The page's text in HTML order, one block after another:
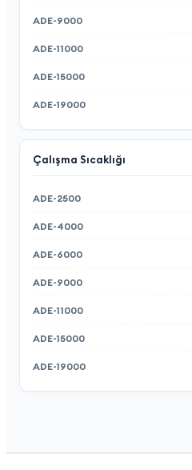
Çalışma Sıcaklığı